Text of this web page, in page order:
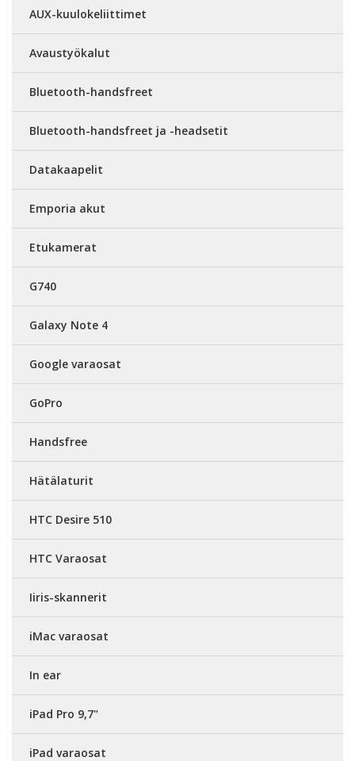
AUX-kuulokeliittimet
Avaustyökalut
Bluetooth-handsfreet
Bluetooth-handsfreet ja -headsetit
Datakaapelit
Emporia akut
Etukamerat
G740
Galaxy Note 4
Google varaosat
GoPro
Handsfree
Hätälaturit
HTC Desire 510
HTC Varaosat
Iiris-skannerit
iMac varaosat
In ear
iPad Pro 9,7"
iPad varaosat